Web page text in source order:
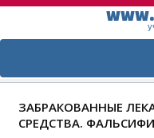
ЗАБРАКОВАННЫЕ
СРЕДСТВА.